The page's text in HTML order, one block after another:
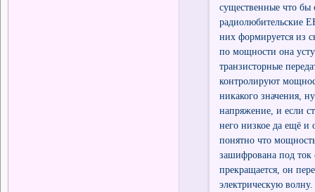
существенные что бы
радиолюбительские
них формируется из
по мощности она
транзисторные
контролируют
никакого значения,
напряжение, и если
него низкое да ещё и
понятно что
зашифрована под ток
прекращается, он
электрическую